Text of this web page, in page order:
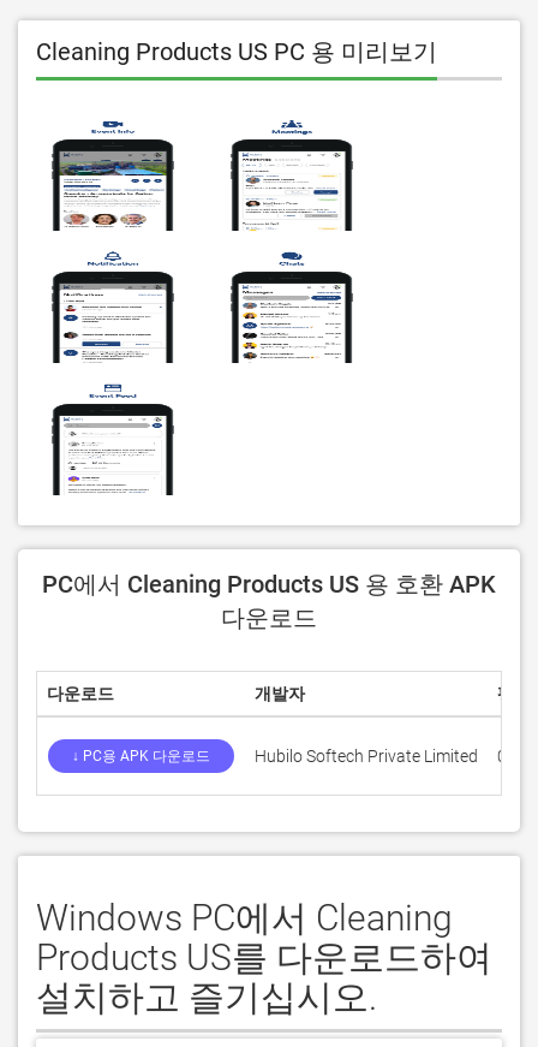
Cleaning Products US PC 용 미리보기
PC에서 Cleaning Products US 용 호환 APK
다운로드
다운로드 개발자 평점
↓ PC용 APK 다운로드 Hubilo Softech Private Limited 0
Windows PC에서 Cleaning
Products US를 다운로드하여
설치하고 즐기십시오.